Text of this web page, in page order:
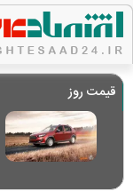
قیمت روز